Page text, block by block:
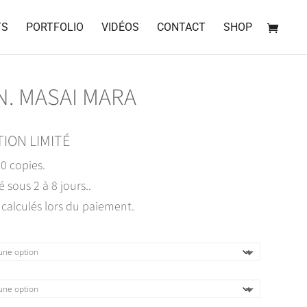
PORTFOLIO VIDÉOS CONTACT SHOP
MASAI MARA
LIMITÉ
copies.
sous 2 à 8 jours..
lors du paiement.